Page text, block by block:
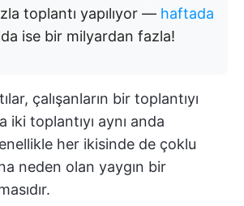
toplantı yapılıyor — haftada
ise bir milyardan fazla!
çalışanların bir toplantıyı
iki toplantıyı aynı anda
her ikisinde de çoklu
neden olan yaygın bir